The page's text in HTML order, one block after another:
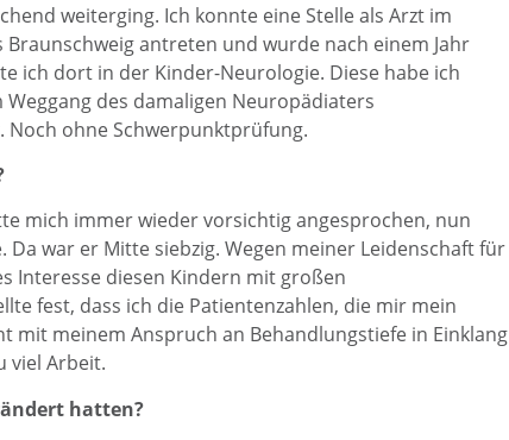
weiterging. Ich konnte eine Stelle als Arzt im
antreten und wurde nach einem Jahr
ich dort in der Kinder-Neurologie. Diese habe ich
des damaligen Neuropädiaters
ohne Schwerpunktprüfung.
mich immer wieder vorsichtig angesprochen, nun
war er Mitte siebzig. Wegen meiner Leidenschaft für
Interesse diesen Kindern mit großen
fest, dass ich die Patientenzahlen, die mir mein
mit meinem Anspruch an Behandlungstiefe in Einklang
viel Arbeit.
hatten?